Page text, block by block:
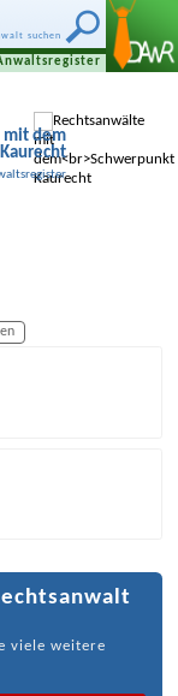
suchen
mit dem
viele weitere